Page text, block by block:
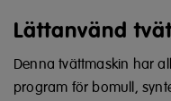
Lättanvänd
Denna tvättmaskin har
program för bomull,